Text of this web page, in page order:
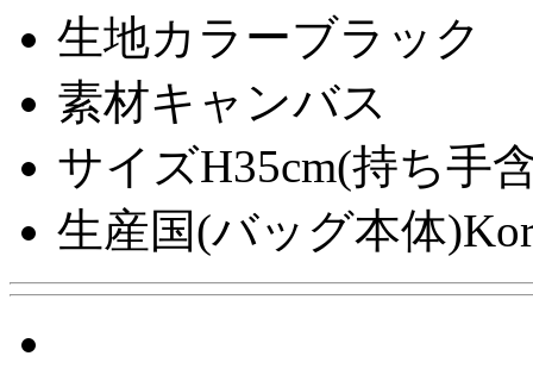
生地カラーブラック
素材キャンバス
サイズH35cm(持ち手
生産国(バッグ本体)